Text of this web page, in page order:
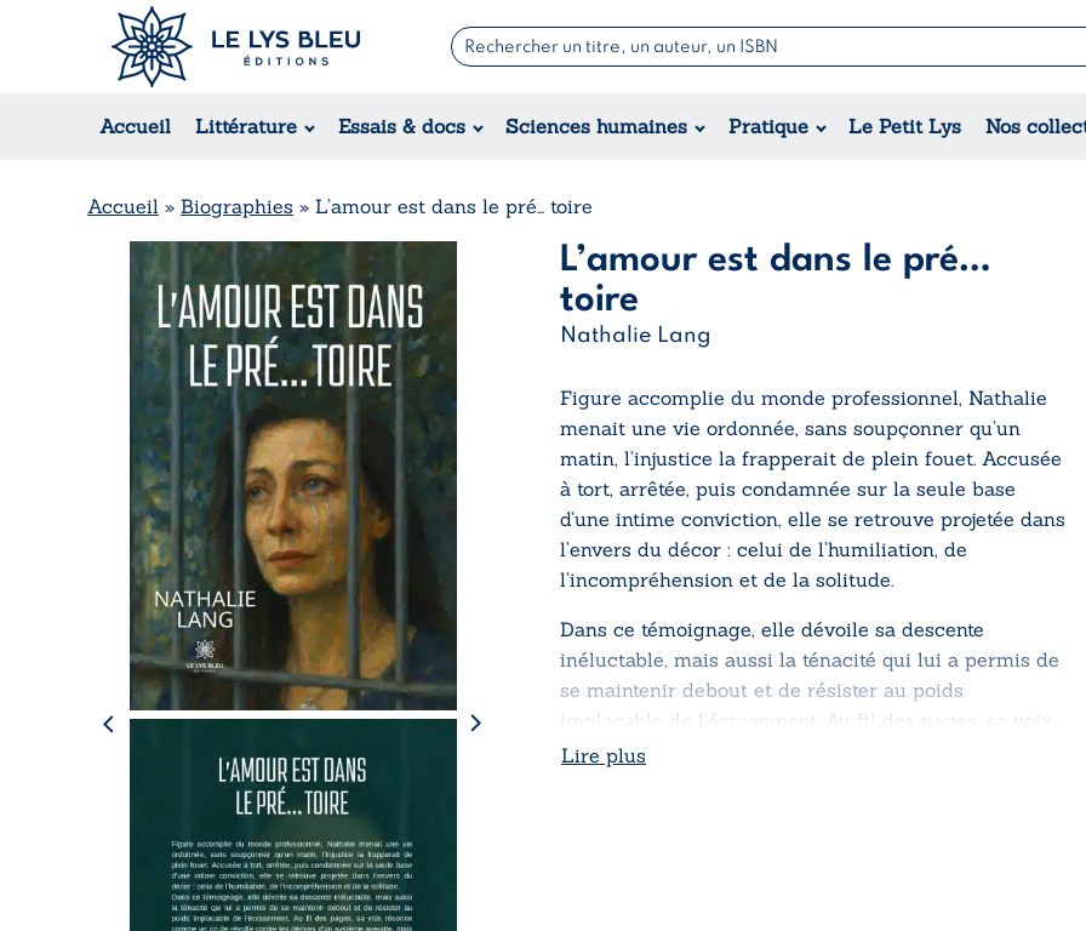
Accueil Littérature Essais & docs Sciences humaines Pratique Le Petit Lys Nos
Romans
Suspense / Thriller / Policier
Romance
Jeunesse
Théâtre
Accueil » Biographies » L’amour est dans le pré… toire
L’amour est dans le pré…
toire
Nathalie Lang
Figure accomplie du monde professionnel, Nathalie
menait une vie ordonnée, sans soupçonner qu’un
matin, l’injustice la frapperait de plein fouet. Accusée
à tort, arrêtée, puis condamnée sur la seule base
d’une intime conviction, elle se retrouve projetée dans
l’envers du décor : celui de l’humiliation, de
l’incompréhension et de la solitude.
Dans ce témoignage, elle dévoile sa descente
inéluctable, mais aussi la ténacité qui lui a permis de
se maintenir debout et de résister au poids
implacable de l’écrasement. Au fil des pages, sa voix
résonne comme un cri de révolte contre les dérives
Lire plus